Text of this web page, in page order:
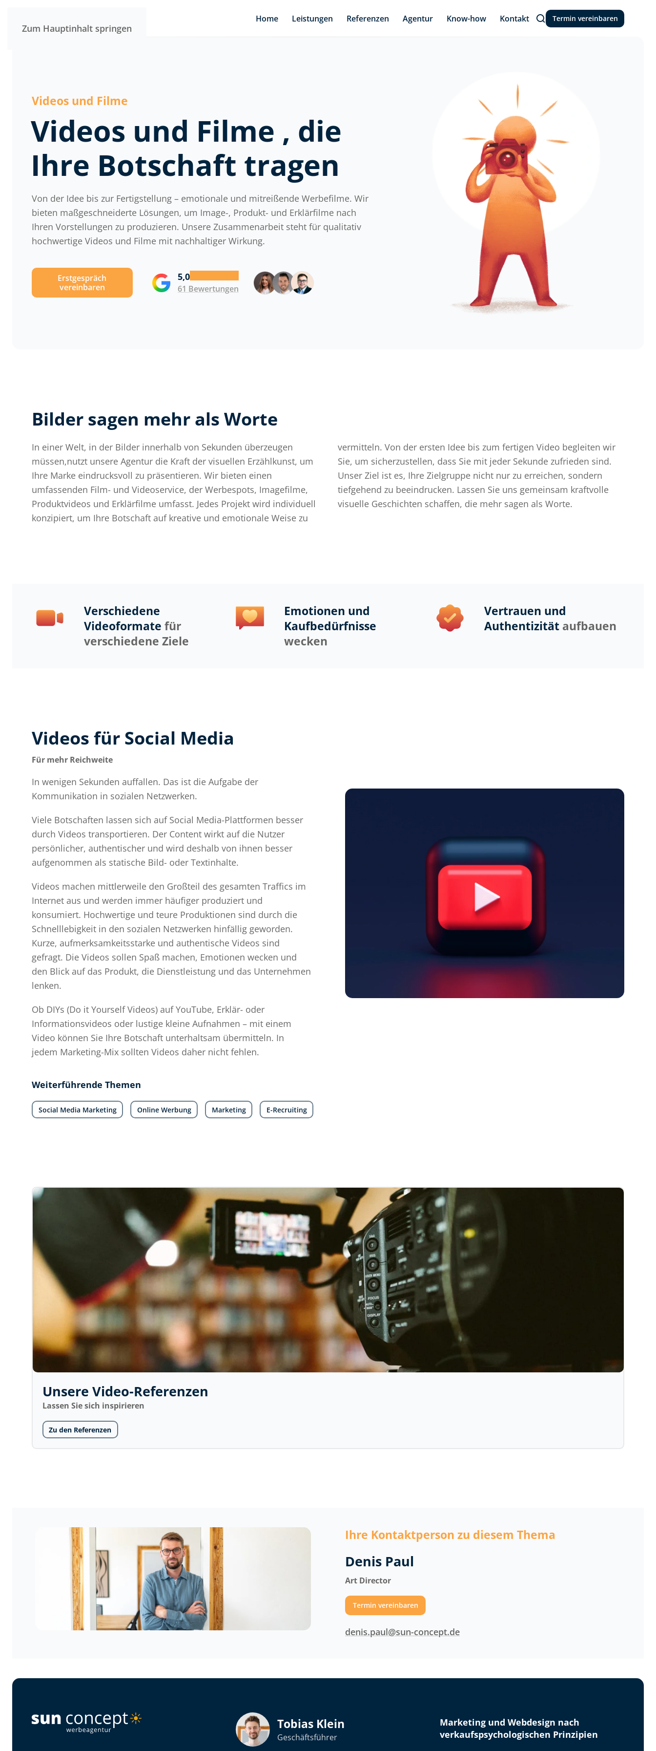
Zum Hauptinhalt springen
Home Leistungen Referenzen Agentur Know-how Kontakt Termin vereinbaren
Videos und Filme
Videos und Filme , die
Ihre Botschaft tragen
Von der Idee bis zur Fertigstellung – emotionale und mitreißende Werbefilme. Wir
bieten maßgeschneiderte Lösungen, um Image-, Produkt- und Erklärfilme nach
Ihren Vorstellungen zu produzieren. Unsere Zusammenarbeit steht für qualitativ
hochwertige Videos und Filme mit nachhaltiger Wirkung.
Erstgespräch
vereinbaren
5,0
61 Bewertungen
Bilder sagen mehr als Worte
In einer Welt, in der Bilder innerhalb von Sekunden überzeugen
müssen,nutzt unsere Agentur die Kraft der visuellen Erzählkunst, um
Ihre Marke eindrucksvoll zu präsentieren. Wir bieten einen
umfassenden Film- und Videoservice, der Werbespots, Imagefilme,
Produktvideos und Erklärfilme umfasst. Jedes Projekt wird individuell
konzipiert, um Ihre Botschaft auf kreative und emotionale Weise zu
vermitteln. Von der ersten Idee bis zum fertigen Video begleiten wir
Sie, um sicherzustellen, dass Sie mit jeder Sekunde zufrieden sind.
Unser Ziel ist es, Ihre Zielgruppe nicht nur zu erreichen, sondern
tiefgehend zu beeindrucken. Lassen Sie uns gemeinsam kraftvolle
visuelle Geschichten schaffen, die mehr sagen als Worte.
Verschiedene
Videoformate für
verschiedene Ziele
Emotionen und
Kaufbedürfnisse
wecken
Vertrauen und
Authentizität aufbauen
Videos für Social Media
Für mehr Reichweite
In wenigen Sekunden auffallen. Das ist die Aufgabe der
Kommunikation in sozialen Netzwerken.
Viele Botschaften lassen sich auf Social Media-Plattformen besser
durch Videos transportieren. Der Content wirkt auf die Nutzer
persönlicher, authentischer und wird deshalb von ihnen besser
aufgenommen als statische Bild- oder Textinhalte.
Videos machen mittlerweile den Großteil des gesamten Traffics im
Internet aus und werden immer häufiger produziert und
konsumiert. Hochwertige und teure Produktionen sind durch die
Schnelllebigkeit in den sozialen Netzwerken hinfällig geworden.
Kurze, aufmerksamkeitsstarke und authentische Videos sind
gefragt. Die Videos sollen Spaß machen, Emotionen wecken und
den Blick auf das Produkt, die Dienstleistung und das Unternehmen
lenken.
Ob DIYs (Do it Yourself Videos) auf YouTube, Erklär- oder
Informationsvideos oder lustige kleine Aufnahmen – mit einem
Video können Sie Ihre Botschaft unterhaltsam übermitteln. In
jedem Marketing-Mix sollten Videos daher nicht fehlen.
Weiterführende Themen
Social Media Marketing Online Werbung Marketing E-Recruiting
Unsere Video-Referenzen
Lassen Sie sich inspirieren
Zu den Referenzen
Ihre Kontaktperson zu diesem Thema
Denis Paul
Art Director
Termin vereinbaren
denis.paul@sun-concept.de
Tobias Klein
Geschäftsführer
Marketing und Webdesign nach
verkaufspsychologischen Prinzipien